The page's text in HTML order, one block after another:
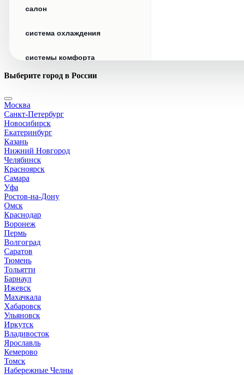
салон
система охлаждения
системы комфорта
стекла
стеклоочистители
топливная система
тормозная система
трансмиссия
Выберите город в России
Москва
Санкт-Петербург
Новосибирск
Екатеринбург
Казань
Нижний Новгород
Челябинск
Красноярск
Самара
Уфа
Ростов-на-Дону
Омск
Краснодар
Воронеж
Пермь
Волгоград
Саратов
Тюмень
Тольятти
Барнаул
Ижевск
Махачкала
Хабаровск
Ульяновск
Иркутск
Владивосток
Ярославль
Кемерово
Томск
Набережные Челны